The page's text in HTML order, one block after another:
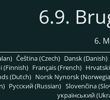
6.9.
6.
Čeština (Czech) Dansk (Danish)
(Finnish) Français (French)
(Dutch) Norsk Nynorsk
Pусский (Russian) Slovenčina
український